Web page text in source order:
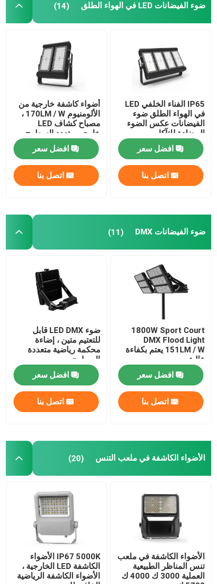
رقابة جودة
اطلب اقتباس
أضواء محكمة رياضية LED
ضوء ملعب LED
ضوء الفيضانات LED في الهواء الطلق
ضوء الفيضانات DMX
مصابيح الشوارع LED الخارجية
أضواء سبوت LED خارجية
ضوء UFO high bay
أضواء LED الخطية عالية خليج
مصابيح المناطق الخارجية
ضوء الفيضانات LED في الهواء الطلق (14)
IP65 الفناء الخلفي LED
في الهواء الطلق ضوء
الفيضانات عكس الضوء
المضادة للتآكل
افضل سعر
اتصل بنا
أضواء كاشفة خارجية من
الألومنيوم 170LM / W ،
مصباح كشاف LED
خارجي متعدد السطوح
افضل سعر
اتصل بنا
ضوء الفيضانات DMX (11)
1800W Sport Court
DMX Flood Light
151LM / W يعتم بكفاءة
عالية
افضل سعر
اتصل بنا
ضوء LED DMX قابل
للتعتيم متين ، إضاءة
محكمة رياضية متعددة
السطوح
افضل سعر
اتصل بنا
الأضواء الكاشفة في ملعب التنس (20)
الأضواء الكاشفة في ملعب
تنس المناظر الطبيعية
العملية 3000 ك 4000 ك
IP67 5000K الأضواء
الكاشفة LED الخارجية ،
الأضواء الكاشفة الرياضية